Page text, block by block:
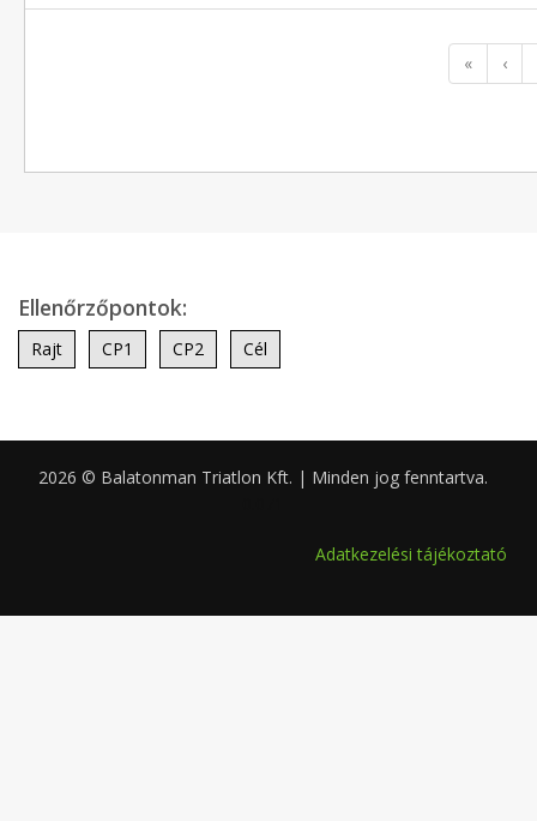
« ‹
Ellenőrzőpontok:
Rajt CP1 CP2 Cél
2026 © Balatonman Triatlon Kft. | Minden jog fenntartva.
Adatkezelési tájékoztató